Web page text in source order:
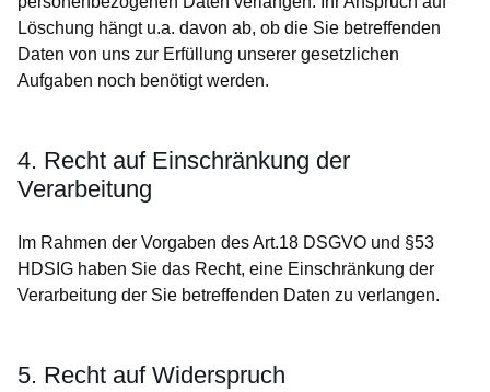
Löschung hängt u.a. davon ab, ob die Sie betreffenden
Daten von uns zur Erfüllung unserer gesetzlichen
Aufgaben noch benötigt werden.
4. Recht auf Einschränkung der
Verarbeitung
Im Rahmen der Vorgaben des Art.18 DSGVO und §53
HDSIG haben Sie das Recht, eine Einschränkung der
Verarbeitung der Sie betreffenden Daten zu verlangen.
5. Recht auf Widerspruch